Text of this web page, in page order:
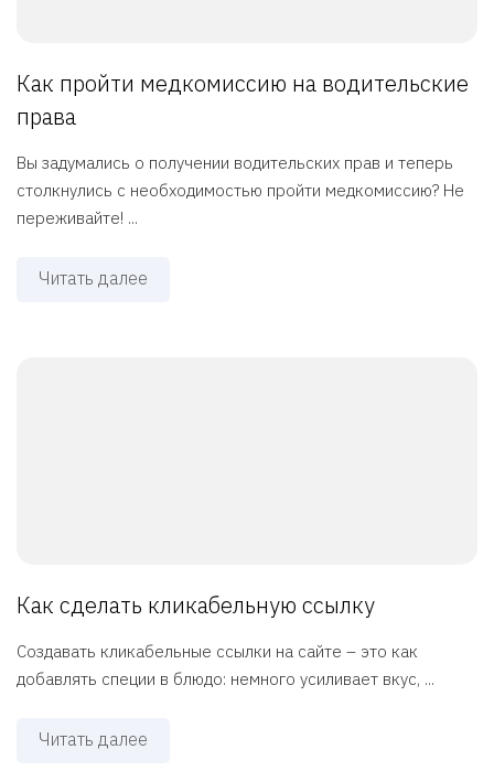
Как пройти медкомиссию на водительские
права
Вы задумались о получении водительских прав и теперь
столкнулись с необходимостью пройти медкомиссию? Не
переживайте! ...
Читать далее
Как сделать кликабельную ссылку
Создавать кликабельные ссылки на сайте – это как
добавлять специи в блюдо: немного усиливает вкус, ...
Читать далее